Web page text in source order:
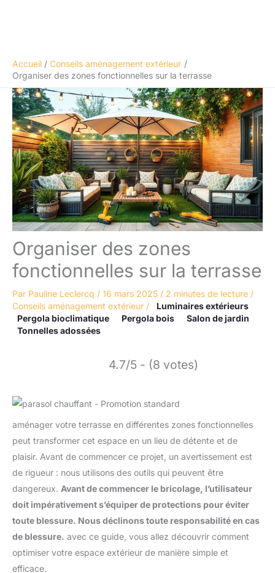
Accueil
Conseils aménagement extérieur
Organiser des zones fonctionnelles sur la terrasse
Organiser des zones
fonctionnelles sur la terrasse
Par Pauline Leclercq / 16 mars 2025 / 2 minutes de lecture /
Conseils aménagement extérieur /
Luminaires extérieurs
Pergola bioclimatique
Pergola bois
Salon de jardin
Tonnelles adossées
4.7/5 - (8 votes)
aménager votre terrasse en différentes zones fonctionnelles
peut transformer cet espace en un lieu de détente et de
plaisir. Avant de commencer ce projet, un avertissement est
de rigueur : nous utilisons des outils qui peuvent être
dangereux. Avant de commencer le bricolage, l’utilisateur
doit impérativement s’équiper de protections pour éviter
toute blessure. Nous déclinons toute responsabilité en cas
de blessure. avec ce guide, vous allez découvrir comment
optimiser votre espace extérieur de manière simple et
efficace.